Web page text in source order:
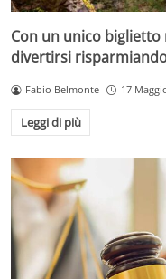
Con un unico
divertirsi
Fabio Belmonte 17
Leggi di più